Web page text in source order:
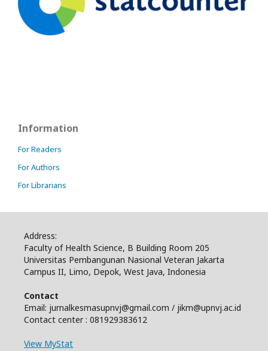
Information
For Readers
For Authors
For Librarians
Address:
Faculty of Health Science, B Building Room 205
Universitas Pembangunan Nasional Veteran Jakarta
Campus II, Limo, Depok, West Java, Indonesia
Contact
Email: jurnalkesmasupnvj@gmail.com / jikm@upnvj.ac.id
Contact center : 081929383612
View MyStat